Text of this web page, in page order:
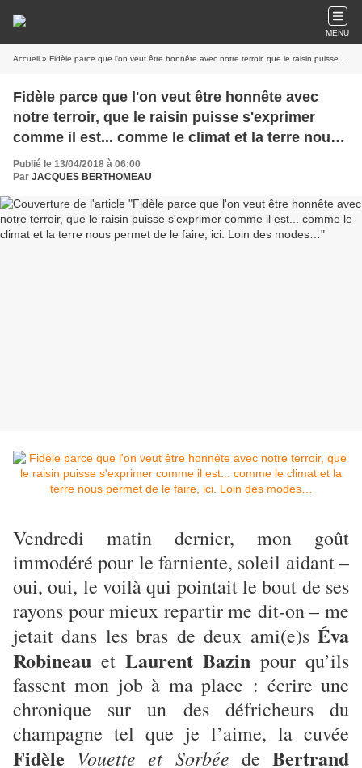
MENU
Accueil » Fidèle parce que l'on veut être honnête avec notre terroir, que le raisin puisse s'exprimer comme il est... comme le climat et la terre nous permet de le faire, ici. Loin des modes…
Fidèle parce que l'on veut être honnête avec
notre terroir, que le raisin puisse s'exprimer
comme il est... comme le climat et la terre nous
permet de le faire, ici. Loin des modes…
Publié le 13/04/2018 à 06:00
Par JACQUES BERTHOMEAU
Vendredi matin dernier, mon goût
immodéré pour le farniente, soleil aidant –
oui, oui, le voilà qui pointait le bout de ses
rayons pour mieux repartir me dit-on – me
jetait dans les bras de deux ami(e)s Éva
Robineau et Laurent Bazin pour qu’ils
fassent mon job à ma place : écrire une
chronique sur un des défricheurs du
champagne tel que je l’aime, la cuvée
Fidèle Vouette et Sorbée deBertrand